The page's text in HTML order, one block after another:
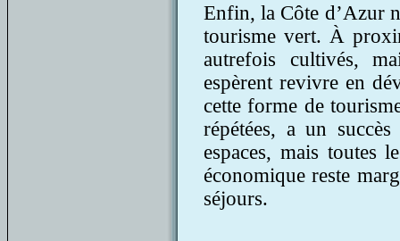
Enfin, la Côte d’Azur
tourisme vert. À
autrefois cultivés,
espèrent revivre en
cette forme de
répétées, a un
espaces, mais toutes
économique reste
séjours.